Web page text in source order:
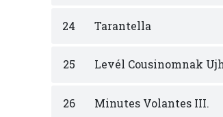
24 Tarantella
25 Levél Cousinomnak
26 Minutes Volantes III.